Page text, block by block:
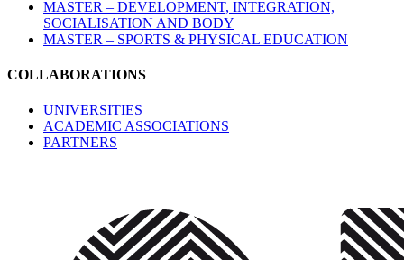
MASTER – DEVELOPMENT, INTEGRATION,
SOCIALISATION AND BODY
MASTER – SPORTS & PHYSICAL EDUCATION
COLLABORATIONS
UNIVERSITIES
ACADEMIC ASSOCIATIONS
PARTNERS